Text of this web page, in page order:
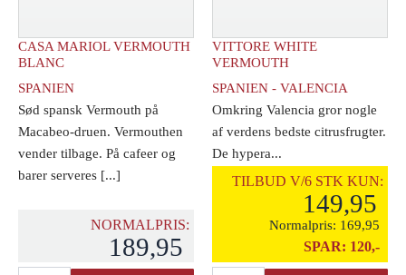
CASA MARIOL VERMOUTH
BLANC
SPANIEN
Sød spansk Vermouth på
Macabeo-druen. Vermouthen
vender tilbage. På cafeer og
barer serveres [...]
NORMALPRIS:
189,95
VITTORE WHITE
VERMOUTH
SPANIEN - VALENCIA
Omkring Valencia gror nogle
af verdens bedste citrusfrugter.
De hypera...
TILBUD V/6 STK KUN:
149,95
Normalpris: 169,95
SPAR: 120,-